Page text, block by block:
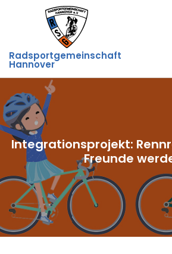
Radsportgemeinschaft
Hannover
Integrationsprojekt:
Freunde